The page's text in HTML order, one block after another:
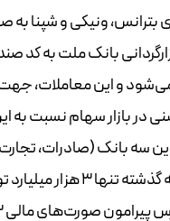
ونیکی و شپنا به
بانک ملت به کد
و این معاملات،
در بازار سهام نسبت به
سه بانک (صادرات،
معاملات مذکور فیمابین بانک